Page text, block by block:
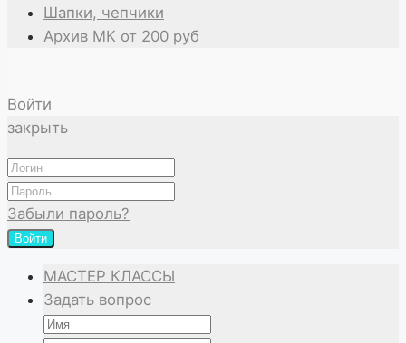
Шапки, чепчики
Архив МК от 200 руб
Войти
закрыть
Забыли пароль?
Войти
МАСТЕР КЛАССЫ
Задать вопрос